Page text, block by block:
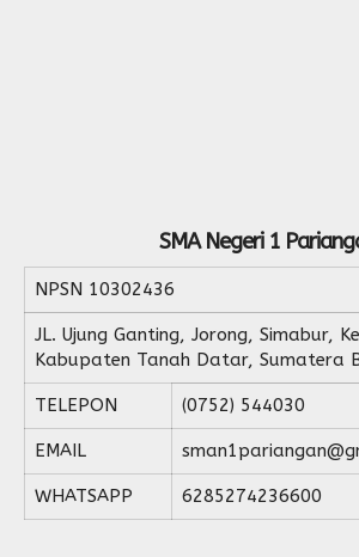
SMA Negeri 1
NPSN 10302436
JL. Ujung Ganting, Jorong, Simabur,
Kabupaten Tanah Datar, Sumatera
TELEPON (0752) 544030
EMAIL
WHATSAPP 6285274236600